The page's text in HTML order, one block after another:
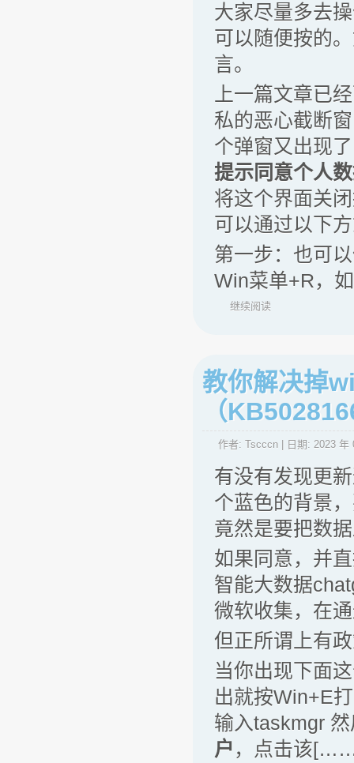
大家尽量多去
可以随便按的
言。
上一篇文章已
私的恶心截断
个弹窗又出现
提示同意个人
将这个界面关
可以通过以下
第一步：也可
Win菜单+R，
继续阅读
教你解决掉
（
作者: Tscccn | 日期: 2023 年
有没有发现更
个蓝色的背景
竟然是要把数
如果同意，并
智能大数据
微软收集，在
但正所谓上有
当你出现下面
出就按Win+E
输入taskmgr
户 ，点击该